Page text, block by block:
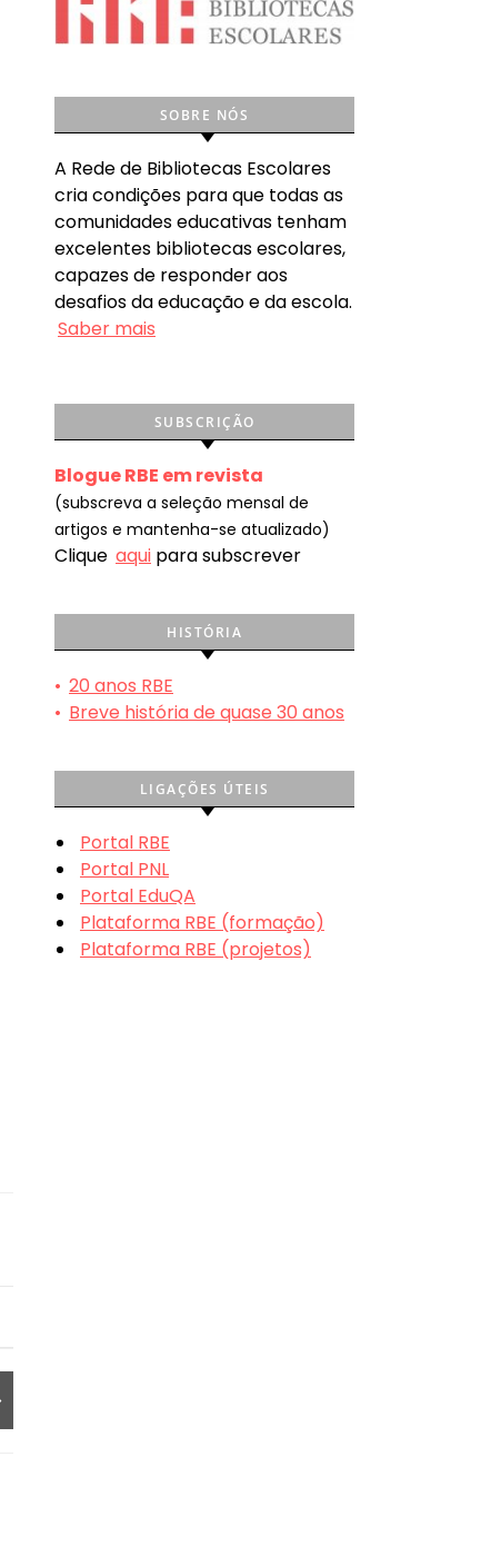
SOBRE NÓS
A Rede de Bibliotecas Escolares
cria condições para que todas as
comunidades educativas tenham
excelentes bibliotecas escolares,
capazes de responder aos
desafios da educação e da escola.
Saber mais
SUBSCRIÇÃO
Blogue RBE em revista
(subscreva a seleção mensal de
artigos e mantenha-se atualizado)
Clique aqui para subscrever
HISTÓRIA
• 20 anos RBE
• Breve história de quase 30 anos
LIGAÇÕES ÚTEIS
Portal RBE
Portal PNL
Portal EduQA
Plataforma RBE (formação)
Plataforma RBE (projetos)